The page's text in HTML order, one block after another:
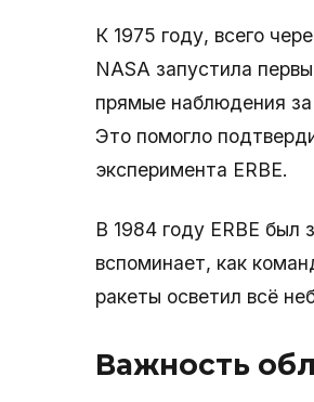
К 1975 году, всего
NASA запустила
прямые наблюдения
Это помогло
эксперимента ERBE.
В 1984 году ERBE был
вспоминает, как
ракеты осветил всё
Важность